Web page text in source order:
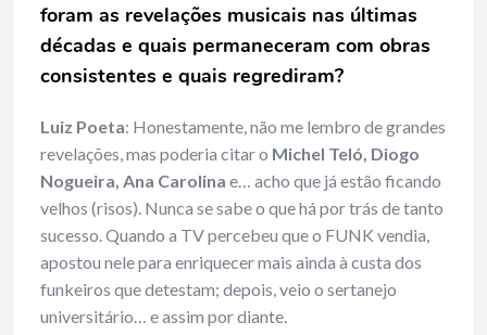
foram as revelações musicais nas últimas
décadas e quais permaneceram com obras
consistentes e quais regrediram?
Luiz Poeta: Honestamente, não me lembro de grandes
revelações, mas poderia citar o Michel Teló, Diogo
Nogueira, Ana Carolina e… acho que já estão ficando
velhos (risos). Nunca se sabe o que há por trás de tanto
sucesso. Quando a TV percebeu que o FUNK vendia,
apostou nele para enriquecer mais ainda à custa dos
funkeiros que detestam; depois, veio o sertanejo
universitário… e assim por diante.